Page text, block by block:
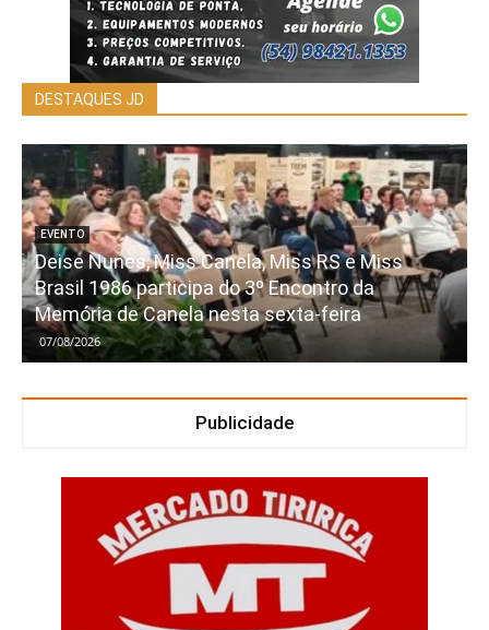
DESTAQUES JD
EVENTO
Deise Nunes, Miss Canela, Miss RS e Miss
Brasil 1986 participa do 3º Encontro da
Memória de Canela nesta sexta-feira
07/08/2026
Publicidade